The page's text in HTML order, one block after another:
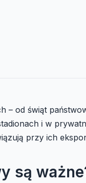
– od świąt
i w
przy ich
są